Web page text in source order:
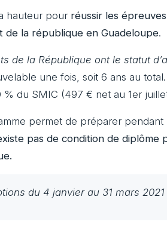
hauteur pour réussir les
de la république en Guadeloupe.
de la République ont le statut
une fois, soit 6 ans au
% du SMIC (497 € net au 1er
permet de préparer
pas de condition de
du 4 janvier au 31 mars 2021